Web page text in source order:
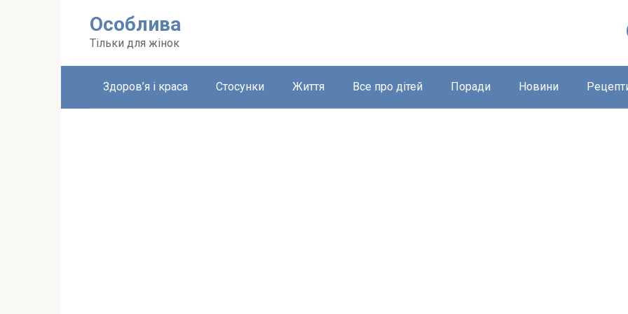
Особлива
Тільки для жінок
Здоров’я і краса Стосунки Життя Все про дітей Поради Новини